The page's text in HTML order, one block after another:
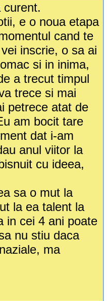
curent.
e o noua etapa
cand te
inscrie, o sa ai
si in inima,
a trecut timpul
trece si mai
petrece atat de
am bocit tare
dat i-am
anul viitor la
cu ideea,
sa o mut la
la ea talent la
in cei 4 ani poate
nu stiu daca
ma